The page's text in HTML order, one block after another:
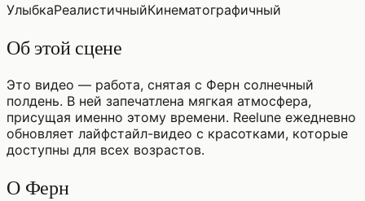
УлыбкаРеалистичныйКинематографичный
Об этой сцене
Это видео — работа, снятая с Ферн солнечный
полдень. В ней запечатлена мягкая атмосфера,
присущая именно этому времени. Reelune ежедневно
обновляет лайфстайл-видео с красотками, которые
доступны для всех возрастов.
О Ферн